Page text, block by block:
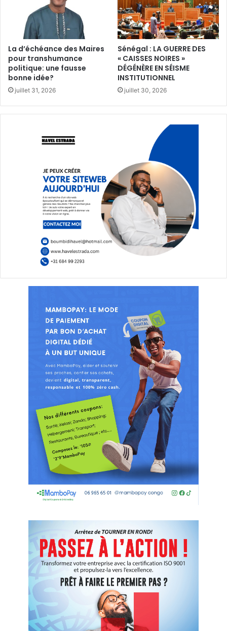
La d’échéance des Maires
pour transhumance
politique: une fausse
bonne idée?
juillet 31, 2026
Sénégal : LA GUERRE DES
« CAISSES NOIRES »
DÉGÉNÈRE EN SÉISME
INSTITUTIONNEL
juillet 30, 2026